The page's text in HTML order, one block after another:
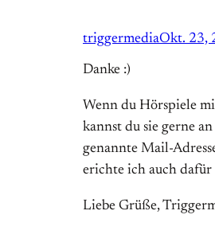
triggermediaOkt. 23,
Danke :)
Wenn du Hörspiele
kannst du sie gerne
genannte Mail-
erichte ich auch dafür
Liebe Grüße,